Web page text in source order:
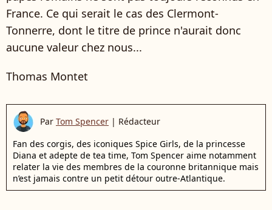
France. Ce qui serait le cas des Clermont-
Tonnerre, dont le titre de prince n'aurait donc
aucune valeur chez nous...
Thomas Montet
Par Tom Spencer | Rédacteur
Fan des corgis, des iconiques Spice Girls, de la princesse
Diana et adepte de tea time, Tom Spencer aime notamment
relater la vie des membres de la couronne britannique mais
n’est jamais contre un petit détour outre-Atlantique.